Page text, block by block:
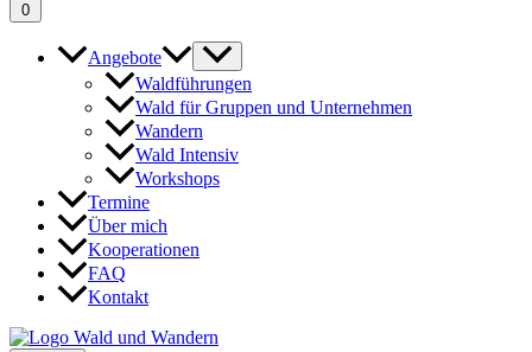
0
Angebote
Waldführungen
Wald für Gruppen und Unternehmen
Wandern
Wald Intensiv
Workshops
Termine
Über mich
Kooperationen
FAQ
Kontakt